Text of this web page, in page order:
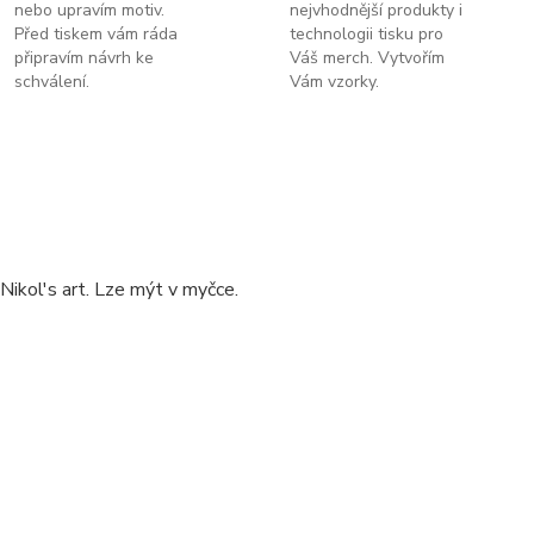
nebo upravím motiv.
Před tiskem vám ráda
připravím návrh ke
schválení.
nejvhodnější produkty i
technologii tisku pro
Váš merch. Vytvořím
Vám vzorky.
art. Lze mýt v myčce.